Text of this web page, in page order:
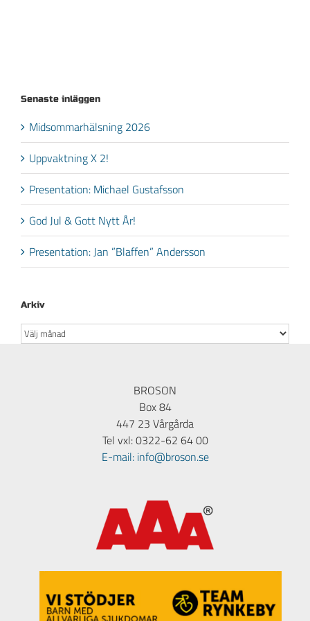
Senaste inläggen
Midsommarhälsning 2026
Uppvaktning X 2!
Presentation: Michael Gustafsson
God Jul & Gott Nytt År!
Presentation: Jan ”Blaffen” Andersson
Arkiv
Arkiv
BROSON
Box 84
447 23 Vårgårda
Tel vxl: 0322-62 64 00
E-mail: info@broson.se